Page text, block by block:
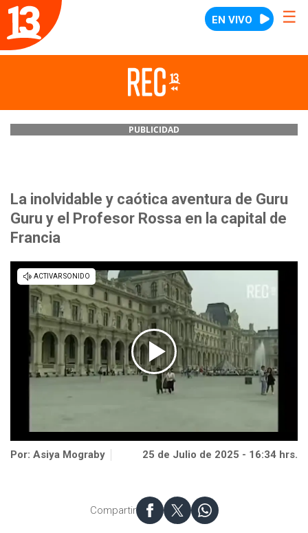
☰
PUBLICIDAD
La inolvidable y caótica aventura de Guru
Guru y el Profesor Rossa en la capital de
Francia
Por: Asiya Mograby 25 de Julio de 2025 - 16:34 hrs.
Compartir